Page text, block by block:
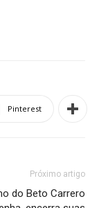
Pinterest
Próximo artigo
do Beto Carrero